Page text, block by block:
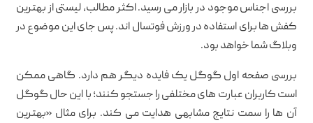
بررسی اجناس موجود در بازار می رسید. اکثر مطالب، لیستی از بهترین
کفش ها برای استفاده در ورزش فوتسال اند. پس جای این موضوع در
وبلاگ شما خواهد بود.
بررسی صفحه اول گوگل یک فایده دیگر هم دارد. گاهی ممکن
است کاربران عبارت های مختلفی را جستجو کنند؛ با این حال گوگل
آن ها را سمت نتایج مشابهی هدایت می کند. برای مثال «بهترین